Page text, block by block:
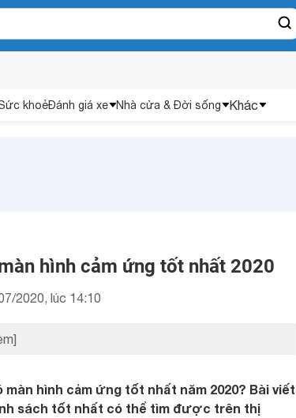
khoẻĐánh giá xe Nhà cửa & Đời sống Khác
hình cảm ứng tốt nhất 2020
2020, lúc 14:10
hình cảm ứng tốt nhất năm 2020? Bài viết
sách tốt nhất có thể tìm được trên thị